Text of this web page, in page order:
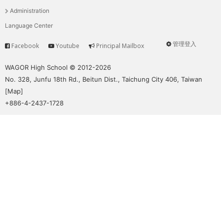
單Administration
Language Center
User
管理登入
Service
Facebook Youtube Principal Mailbox
WAGOR High School © 2012-2026
No. 328, Junfu 18th Rd., Beitun Dist., Taichung City 406, Taiwan
[Map]
+886-4-2437-1728